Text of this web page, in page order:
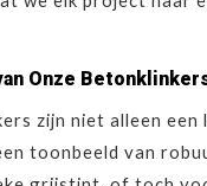
Onze
zijn niet alleen
toonbeeld van